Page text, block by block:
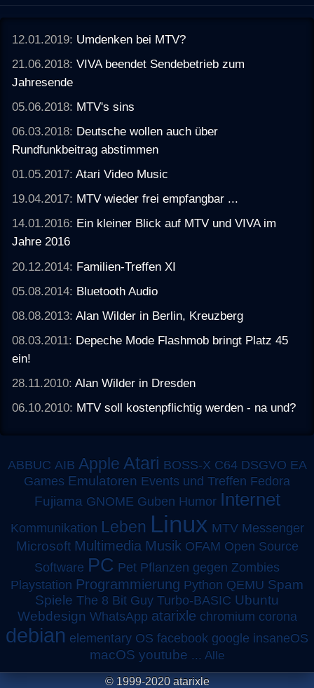
12.01.2019: Umdenken bei MTV?
21.06.2018:VIVA beendet Sendebetrieb zum
Jahresende
05.06.2018: MTV's sins
06.03.2018: Deutsche wollen auch über
Rundfunkbeitrag abstimmen
01.05.2017:Atari Video Music
19.04.2017: MTV wieder frei empfangbar ...
14.01.2016: Ein kleiner Blick auf MTV und VIVA im
Jahre 2016
20.12.2014: Familien-Treffen XI
05.08.2014: Bluetooth Audio
08.08.2013:Alan Wilder in Berlin, Kreuzberg
08.03.2011: Depeche Mode Flashmob bringt Platz 45
ein!
28.11.2010:Alan Wilder in Dresden
06.10.2010: MTV soll kostenpflichtig werden - na und?
ABBUC AIB Apple Atari BOSS-X C64 DSGVO EA
Games Emulatoren Events und Treffen Fedora
Fujiama GNOME Guben Humor Internet
Kommunikation Leben Linux MTV Messenger
Microsoft Multimedia Musik OFAM Open Source
Software PC Pet Pflanzen gegen Zombies
Playstation Programmierung Python QEMU Spam
Spiele The 8 Bit Guy Turbo-BASIC Ubuntu
Webdesign WhatsApp atarixle chromium corona
debian elementary OS facebook google insaneOS
macOS youtube ... Alle
© 1999-2020 atarixle